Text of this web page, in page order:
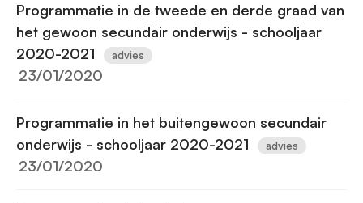
Programmatie in de tweede en derde graad van
het gewoon secundair onderwijs - schooljaar
2020-2021
advies
23/01/2020
Programmatie in het buitengewoon secundair
onderwijs - schooljaar 2020-2021
advies
23/01/2020